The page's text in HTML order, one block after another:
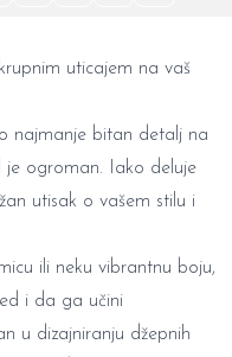
uticajem na vaš
najmanje bitan detalj na
je ogroman. Iako deluje
utisak o vašem stilu i
ili neku vibrantnu boju,
i da ga učini
u dizajniranju džepnih